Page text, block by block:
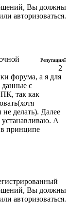
Вы должны
авторизоваться.
Репутация:
2
форума, а я для
данные с
ПК, так как
делать). Далее
А
принципе
Вы должны
авторизоваться.